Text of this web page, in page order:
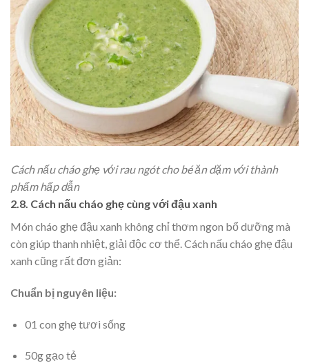
Cách nấu cháo ghẹ với rau ngót cho bé ăn dặm với thành
phẩm hấp dẫn
2.8. Cách nấu cháo ghẹ cùng với đậu xanh
Món cháo ghẹ đậu xanh không chỉ thơm ngon bổ dưỡng mà
còn giúp thanh nhiệt, giải độc cơ thể. Cách nấu cháo ghẹ đậu
xanh cũng rất đơn giản:
Chuẩn bị nguyên liệu:
01 con ghẹ tươi sống
50g gạo tẻ